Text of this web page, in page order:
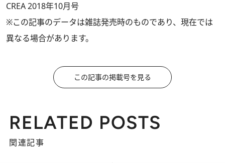
CREA 2018年10月号
※この記事のデータは雑誌発売時のものであり、現在では
異なる場合があります。
この記事の掲載号を見る
RELATED POSTS
関連記事